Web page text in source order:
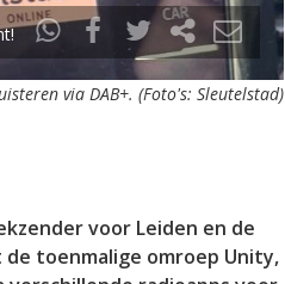
via DAB+. (Foto's: Sleutelstad)
voor Leiden en de
toenmalige omroep Unity,